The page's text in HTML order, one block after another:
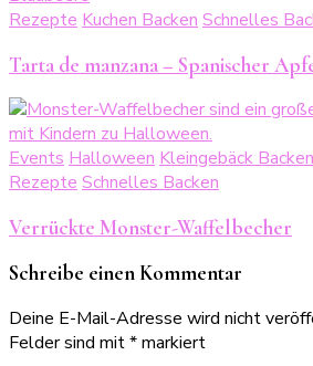
Rezepte Kuchen Backen Schnelles
Tarta de manzana – Spanischer
EventsHalloweenKleingebäck Backen
RezepteSchnelles Backen
Verrückte Monster-Waffelbecher
Schreibe einen Kommentar
Deine E-Mail-Adresse wird nicht
Felder sind mit*markiert